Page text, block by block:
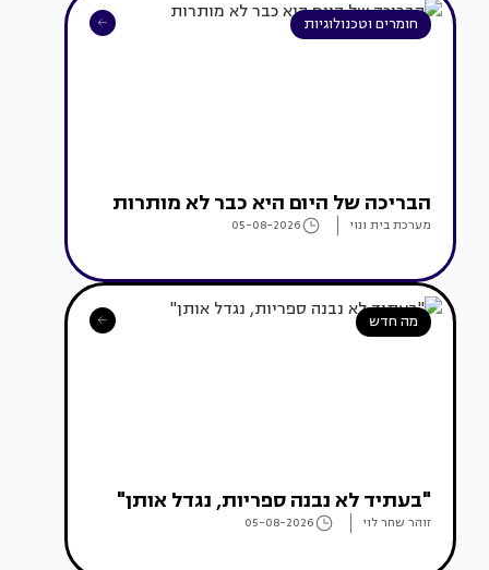
חומרים וטכנולוגיות
הבריכה של היום היא כבר לא מותרות
מערכת בית ונוי 05-08-2026
מה חדש
"בעתיד לא נבנה ספריות, נגדל אותן"
זוהר שחר לוי 05-08-2026